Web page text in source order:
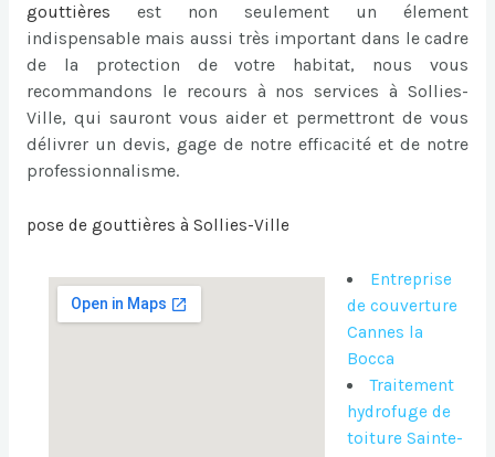
gouttières
est non seulement un élement
indispensable mais aussi très important dans le cadre
de la protection de votre habitat, nous vous
recommandons le recours à nos services à Sollies-
Ville, qui sauront vous aider et permettront de vous
délivrer un devis, gage de notre efficacité et de notre
professionnalisme.
pose de gouttières à Sollies-Ville
Entreprise
de couverture
Cannes la
Bocca
Traitement
hydrofuge de
toiture Sainte-